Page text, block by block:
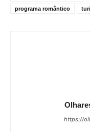
programa romântico
https://